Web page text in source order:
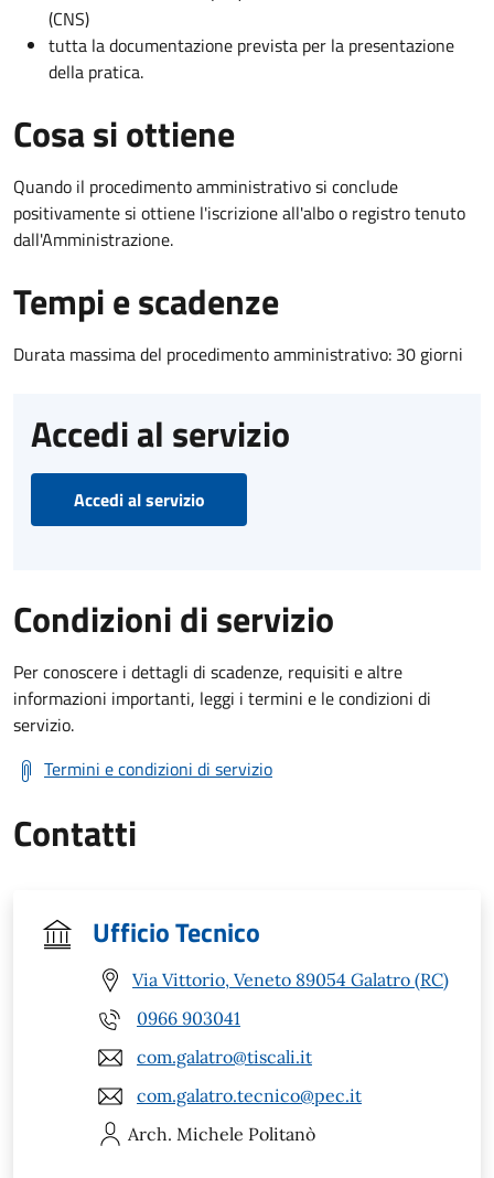
(CNS)
tutta la documentazione prevista per la presentazione
della pratica.
Cosa si ottiene
Quando il procedimento amministrativo si conclude
positivamente si ottiene l'iscrizione all'albo o registro tenuto
dall'Amministrazione.
Tempi e scadenze
Durata massima del procedimento amministrativo: 30 giorni
Accedi al servizio
Accedi al servizio
Condizioni di servizio
Per conoscere i dettagli di scadenze, requisiti e altre
informazioni importanti, leggi i termini e le condizioni di
servizio.
Termini e condizioni di servizio
Contatti
Ufficio Tecnico
Via Vittorio, Veneto 89054 Galatro (RC)
0966 903041
com.galatro@tiscali.it
com.galatro.tecnico@pec.it
Arch. Michele Politanò